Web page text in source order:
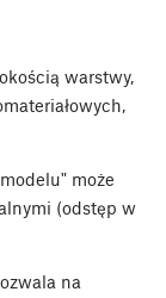
warstwy,
może
(odstęp w
na